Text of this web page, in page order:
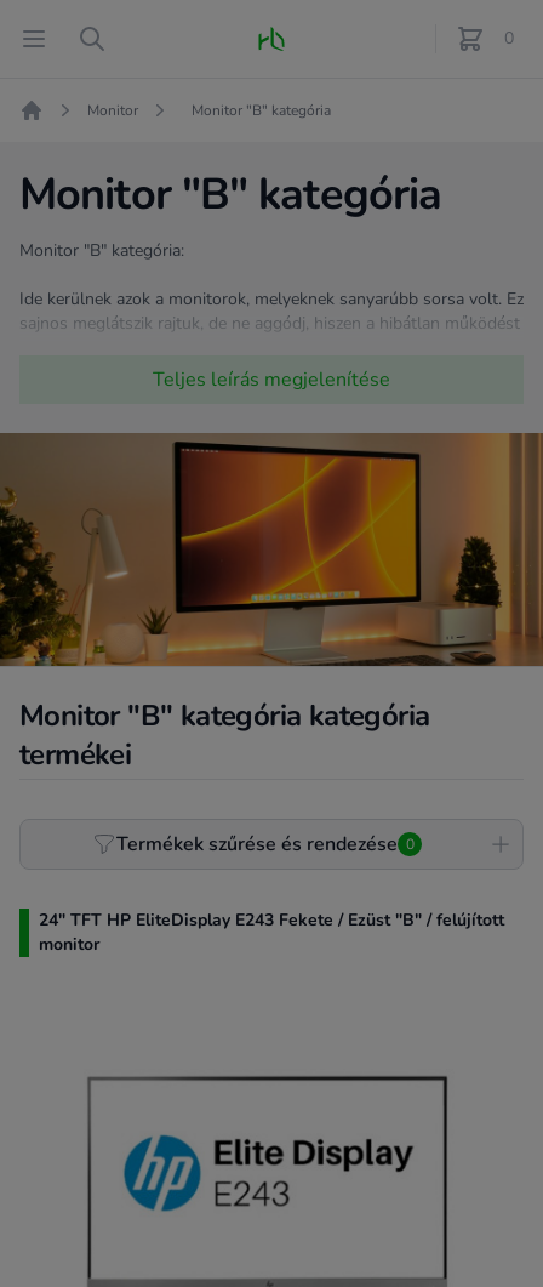
Open menu
Search Fő oldal 0
féle
Monitor Monitor "B" kategória
Monitor "B" kategória
Monitor "B" kategória:
Ide kerülnek azok a monitorok, melyeknek sanyarúbb sorsa volt. Ez
sajnos meglátszik rajtuk, de ne aggódj, hiszen a hibátlan működést
kínáljuk! Ha nem számít a külső, akkor válogass bátran! ;)
Milyen hibákkal szembesülhetsz? Elszíneződött káva, esetleg folt
Mint minden termékünket, így ezeket is tesztelve kínáljuk!
Teljes leírás megjelenítése
Monitor "B" kategória kategória
termékei
Product filterTermékek szűrése és rendezése 0
24" TFT HP EliteDisplay E243 Fekete / Ezüst "B" / felújított
monitor